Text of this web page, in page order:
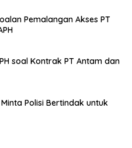
Pemalangan Akses PT
soal Kontrak PT Antam dan
Polisi Bertindak untuk